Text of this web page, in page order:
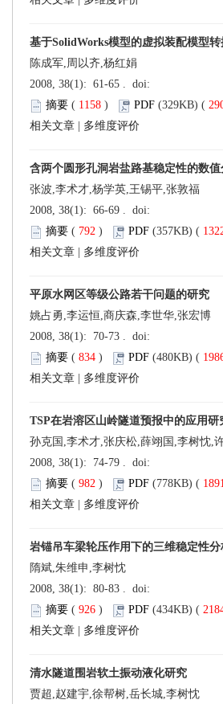
陈成军,周以齐,杨红娟
( )
张波,李术才,杨学英,王锡平,张敦福
( )
姚占勇,李运恒,商庆森,李世华,张宏博
( )
孙克国,李术才,张庆松,薛翊国,李树忱,
( ) 1891
隋斌,朱维申,李树忱
( )
贾超,赵建宇,徐帮树,岳长城,李树忱